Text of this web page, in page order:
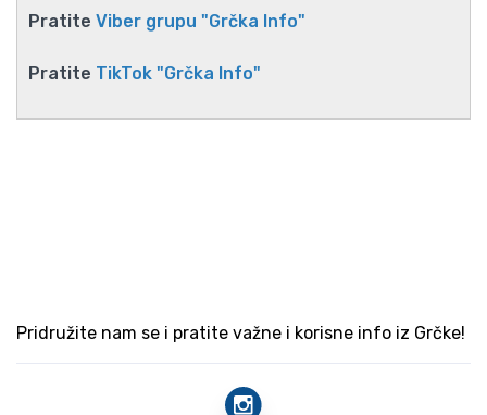
Pratite Viber grupu "Grčka Info"
Pratite TikTok "Grčka Info"
Pridružite nam se i pratite važne i korisne info iz Grčke!